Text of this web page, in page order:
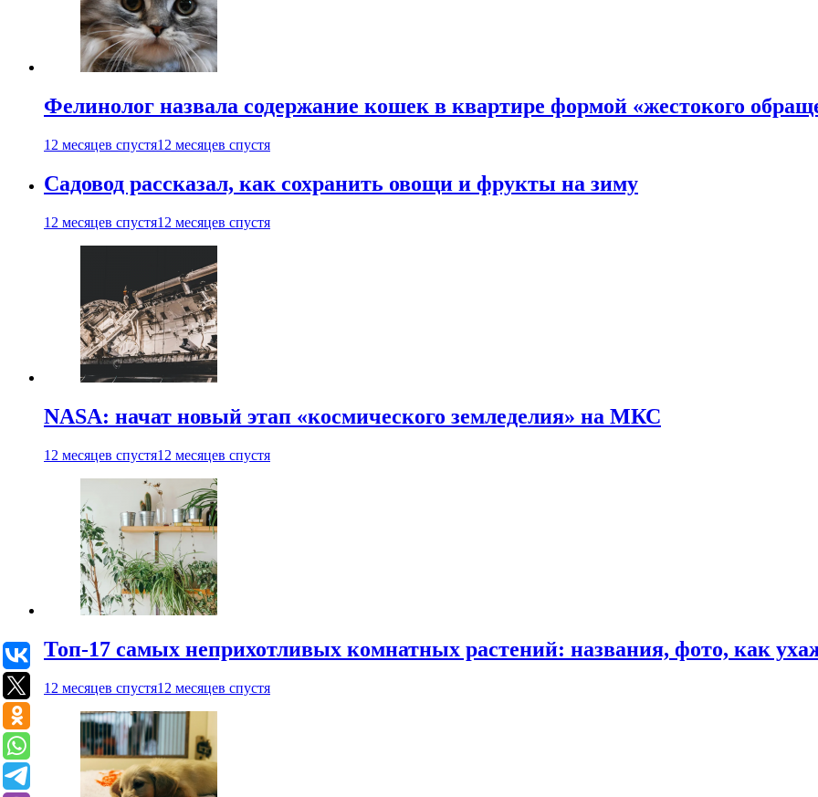
Фелинолог назвала содержание кошек в квартире формой «жестокого
12 месяцев спустя12 месяцев спустя
Садовод рассказал, как сохранить овощи и фрукты на зиму
12 месяцев спустя12 месяцев спустя
NASA: начат новый этап «космического земледелия» на МКС
12 месяцев спустя12 месяцев спустя
Топ-17 самых неприхотливых комнатных растений: названия, фото, как
12 месяцев спустя12 месяцев спустя